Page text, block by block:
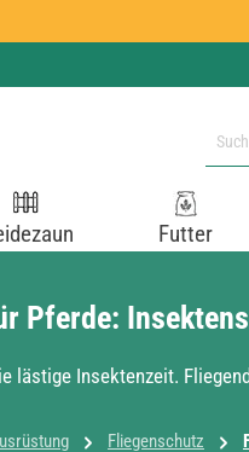
Futter
Pferde:
lästige Insektenzeit.
Fliegenschutz